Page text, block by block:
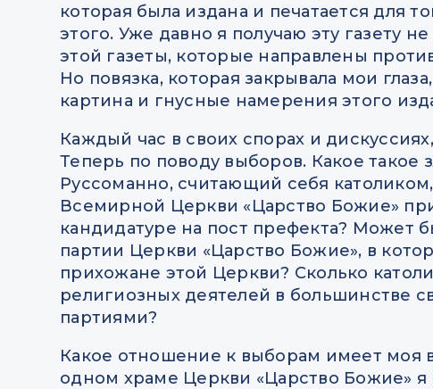
которая была издана и печатается для
этого. Уже давно я получаю эту газету
этой газеты, которые направлены
Но повязка, которая закрывала мои
картина и гнусные намерения этого
Каждый час в своих спорах и
Теперь по поводу выборов. Какое такое
Руссоманно, считающий себя
Всемирной Церкви «Царство Божие»
кандидатуре на пост префекта? Может
партии Церкви «Царство Божие», в
прихожане этой Церкви? Сколько
религиозных деятелей в большинстве
партиями?
Какое отношение к выборам имеет моя
одном храме Церкви «Царство Божие»